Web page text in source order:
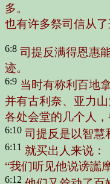
多。
也有许多祭司信从了
6:8 司提反满得恩惠
迹。
6:9 当时有称利百地
并有古利奈、亚力
各处会堂的几个人，
6:10 司提反是以智慧
6:11 就买出人来说：
“我们听见他说谤讟
6:12